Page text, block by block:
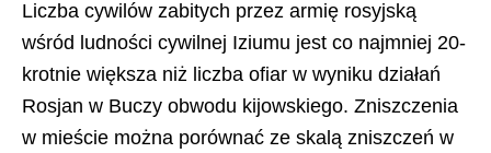
Liczba cywilów zabitych przez armię rosyjską
wśród ludności cywilnej Iziumu jest co najmniej 20-
krotnie większa niż liczba ofiar w wyniku działań
Rosjan w Buczy obwodu kijowskiego. Zniszczenia
w mieście można porównać ze skalą zniszczeń w